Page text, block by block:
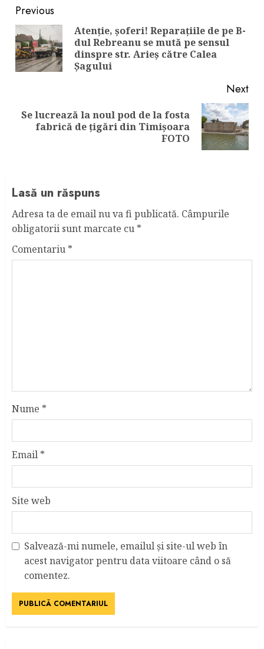
Continue
Reading
Previous
Atenţie, şoferi! Reparaţiile de pe B-
dul Rebreanu se mută pe sensul
dinspre str. Arieș către Calea
Șagului
Next
Next
Se lucrează la noul pod de la fosta
fabrică de ţigări din Timişoara
FOTO
Lasă un răspuns
Adresa ta de email nu va fi publicată. Câmpurile
obligatorii sunt marcate cu *
Comentariu *
Nume *
Email *
Site web
Salvează-mi numele, emailul și site-ul web în
acest navigator pentru data viitoare când o să
comentez.